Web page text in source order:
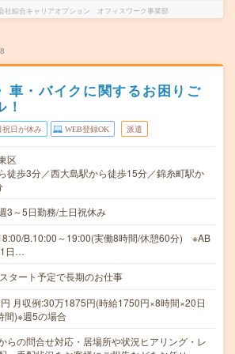
社綜合キャリアオプション オフィスワーク事業部
車・バイクに関するお困りご
祝日が休み WEB登録OK 派遣
区
徒歩3分／西大島駅から徒歩15分／錦糸町駅か
3～5日勤務/土日祝休み
B.10:00～19:00(実働8時間/休憩60分) ※AB
1日…
タート予定で長期のお仕事
月収例:30万1875円(時給1750円×8時間×20日
間)※週5の場合
らの問合せ対応・居場所や状況ヒアリング・レ